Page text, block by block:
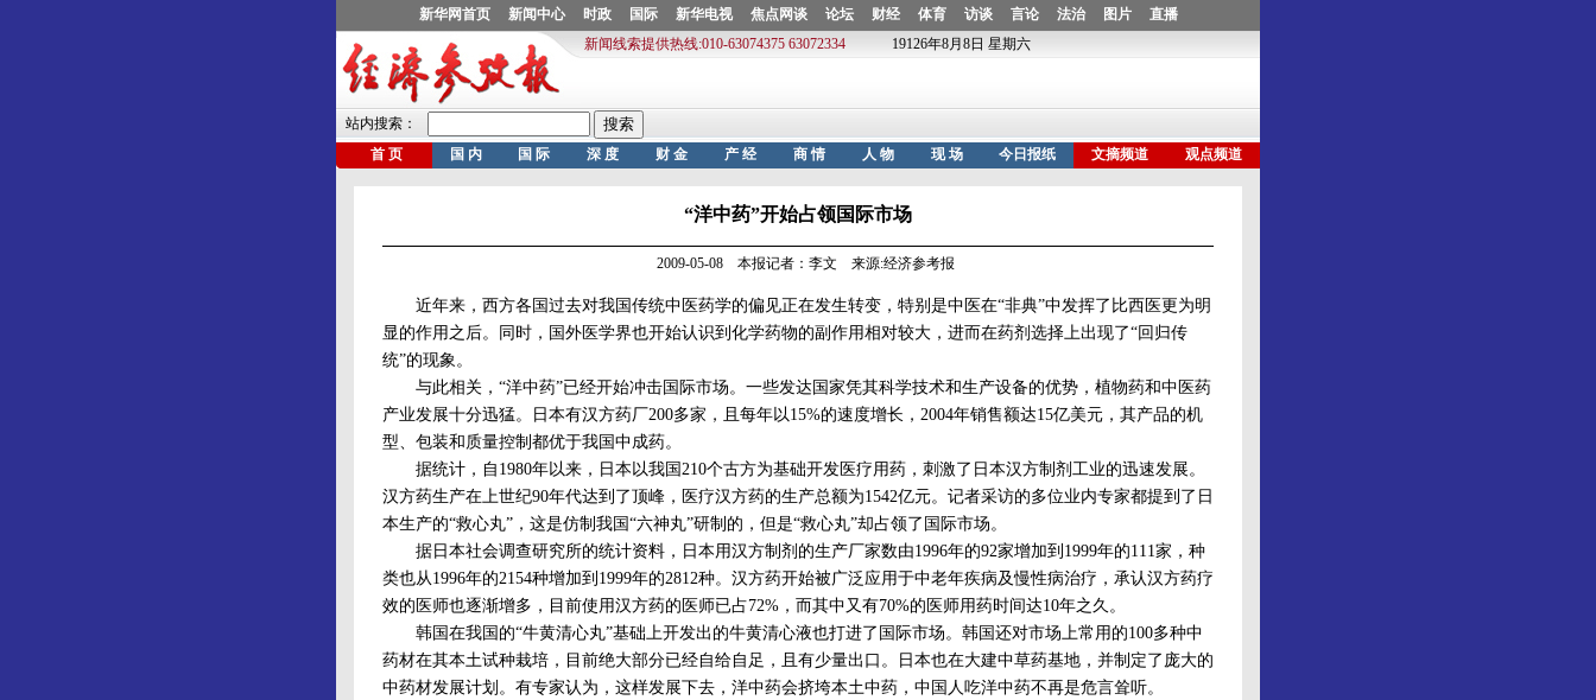
“洋中药”开始占领国际市场
2009-05-08 本报记者：李文 来源:经济参考报
近年来，西方各国过去对我国传统中医药学的偏见正在发生转变，特别是中医在“非典”中发挥了比西医更为明
显的作用之后。同时，国外医学界也开始认识到化学药物的副作用相对较大，进而在药剂选择上出现了“回归传
统”的现象。
与此相关，“洋中药”已经开始冲击国际市场。一些发达国家凭其科学技术和生产设备的优势，植物药和中医药
产业发展十分迅猛。日本有汉方药厂200多家，且每年以15%的速度增长，2004年销售额达15亿美元，其产品的机
型、包装和质量控制都优于我国中成药。
据统计，自1980年以来，日本以我国210个古方为基础开发医疗用药，刺激了日本汉方制剂工业的迅速发展。
汉方药生产在上世纪90年代达到了顶峰，医疗汉方药的生产总额为1542亿元。记者采访的多位业内专家都提到了日
本生产的“救心丸”，这是仿制我国“六神丸”研制的，但是“救心丸”却占领了国际市场。
据日本社会调查研究所的统计资料，日本用汉方制剂的生产厂家数由1996年的92家增加到1999年的111家，种
类也从1996年的2154种增加到1999年的2812种。汉方药开始被广泛应用于中老年疾病及慢性病治疗，承认汉方药疗
效的医师也逐渐增多，目前使用汉方药的医师已占72%，而其中又有70%的医师用药时间达10年之久。
韩国在我国的“牛黄清心丸”基础上开发出的牛黄清心液也打进了国际市场。韩国还对市场上常用的100多种中
药材在其本土试种栽培，目前绝大部分已经自给自足，且有少量出口。日本也在大建中草药基地，并制定了庞大的
中药材发展计划。有专家认为，这样发展下去，洋中药会挤垮本土中药，中国人吃洋中药不再是危言耸听。